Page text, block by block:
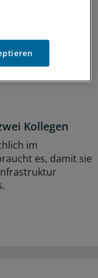
beim
mit selbst zu
zeigt, wo die
Kollegen
im
es, damit sie